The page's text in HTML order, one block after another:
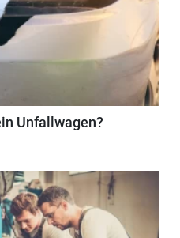
Unfallwagen?